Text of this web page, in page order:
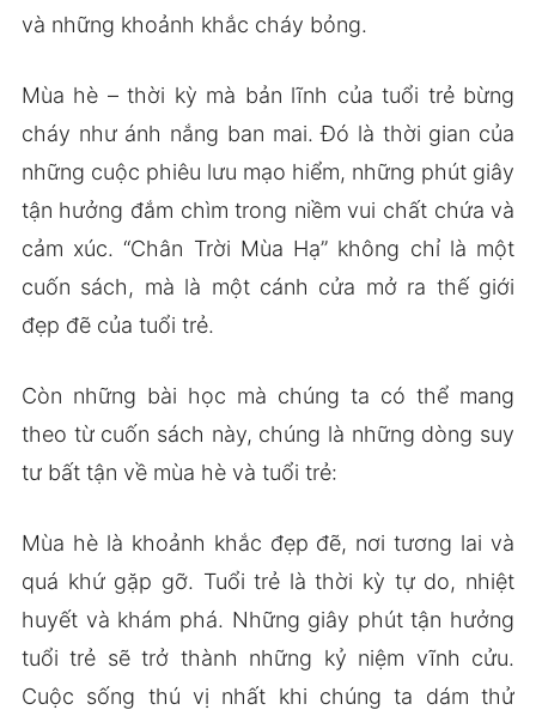
và những khoảnh khắc cháy bỏng.
Mùa hè – thời kỳ mà bản lĩnh của tuổi trẻ bừng
cháy như ánh nắng ban mai. Đó là thời gian của
những cuộc phiêu lưu mạo hiểm, những phút giây
tận hưởng đắm chìm trong niềm vui chất chứa và
cảm xúc. “Chân Trời Mùa Hạ” không chỉ là một
cuốn sách, mà là một cánh cửa mở ra thế giới
đẹp đẽ của tuổi trẻ.
Còn những bài học mà chúng ta có thể mang
theo từ cuốn sách này, chúng là những dòng suy
tư bất tận về mùa hè và tuổi trẻ:
Mùa hè là khoảnh khắc đẹp đẽ, nơi tương lai và
quá khứ gặp gỡ. Tuổi trẻ là thời kỳ tự do, nhiệt
huyết và khám phá. Những giây phút tận hưởng
tuổi trẻ sẽ trở thành những kỷ niệm vĩnh cửu.
Cuộc sống thú vị nhất khi chúng ta dám thử